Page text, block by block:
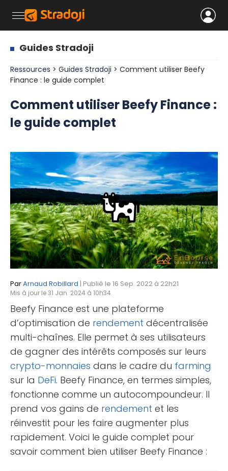
Guides Stradoji
Ressources > Guides Stradoji > Comment utiliser Beefy
Finance : le guide complet
Comment utiliser Beefy Finance :
le guide complet
ParArnaud Robillard | Publié le 16 Sep. 2022 à 22h21
Mis à jour le 31 Jan. 2024 à 10h34
Beefy Finance est une plateforme
d’optimisation de rendement décentralisée
multi-chaînes. Elle permet à ses utilisateurs
de gagner des intérêts composés sur leurs
crypto-monnaies dans le cadre du farming
sur la DeFi. Beefy Finance, en termes simples,
fonctionne comme un autocompoundeur. Il
prend vos gains de rendement et les
réinvestit pour les faire augmenter plus
rapidement. Voici le guide complet pour
savoir comment bien utiliser Beefy Finance :